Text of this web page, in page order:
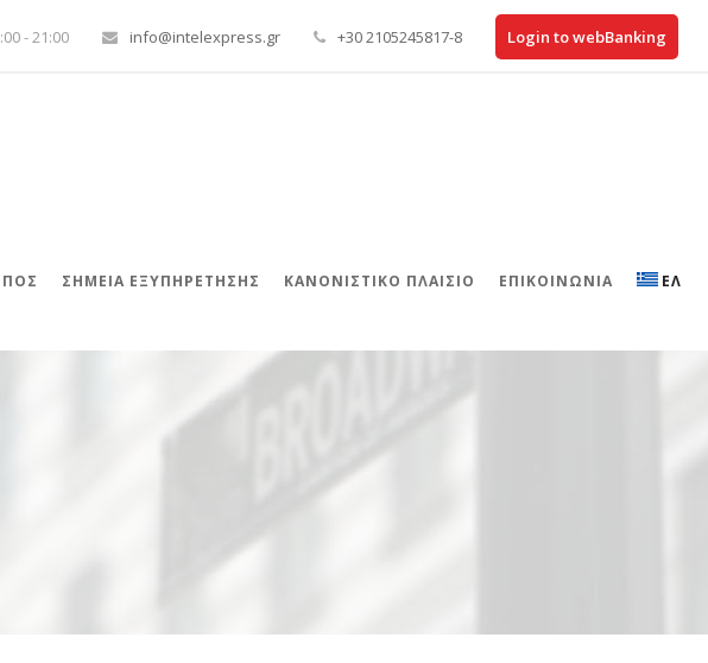
- 21:00 info@intelexpress.gr +30 2105245817-8 Login to webBanking
ΣΗΜΕΙΑ ΕΞΥΠΗΡΕΤΗΣΗΣ ΚΑΝΟΝΙΣΤΙΚΌ ΠΛΑΊΣΙΟ ΕΠΙΚΟΙΝΩΝΊΑ ΕΛ